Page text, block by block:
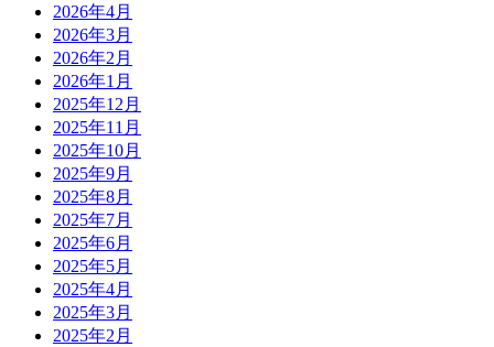
2026年4月
2026年3月
2026年2月
2026年1月
2025年12月
2025年11月
2025年10月
2025年9月
2025年8月
2025年7月
2025年6月
2025年5月
2025年4月
2025年3月
2025年2月